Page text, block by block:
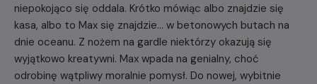
niepokojąco się oddala. Krótko mówiąc albo znajdzie się
kasa, albo to Max się znajdzie… w betonowych butach na
dnie oceanu. Z nożem na gardle niektórzy okazują się
wyjątkowo kreatywni. Max wpada na genialny, choć
odrobinę wątpliwy moralnie pomysł. Do nowej, wybitnie